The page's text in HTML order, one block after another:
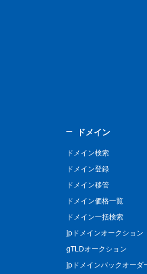
ドメイン
ドメイン検索
ドメイン登録
ドメイン移管
ドメイン価格一覧
ドメイン一括検索
jpドメインオークション
gTLDオークション
jpドメインバックオーダ